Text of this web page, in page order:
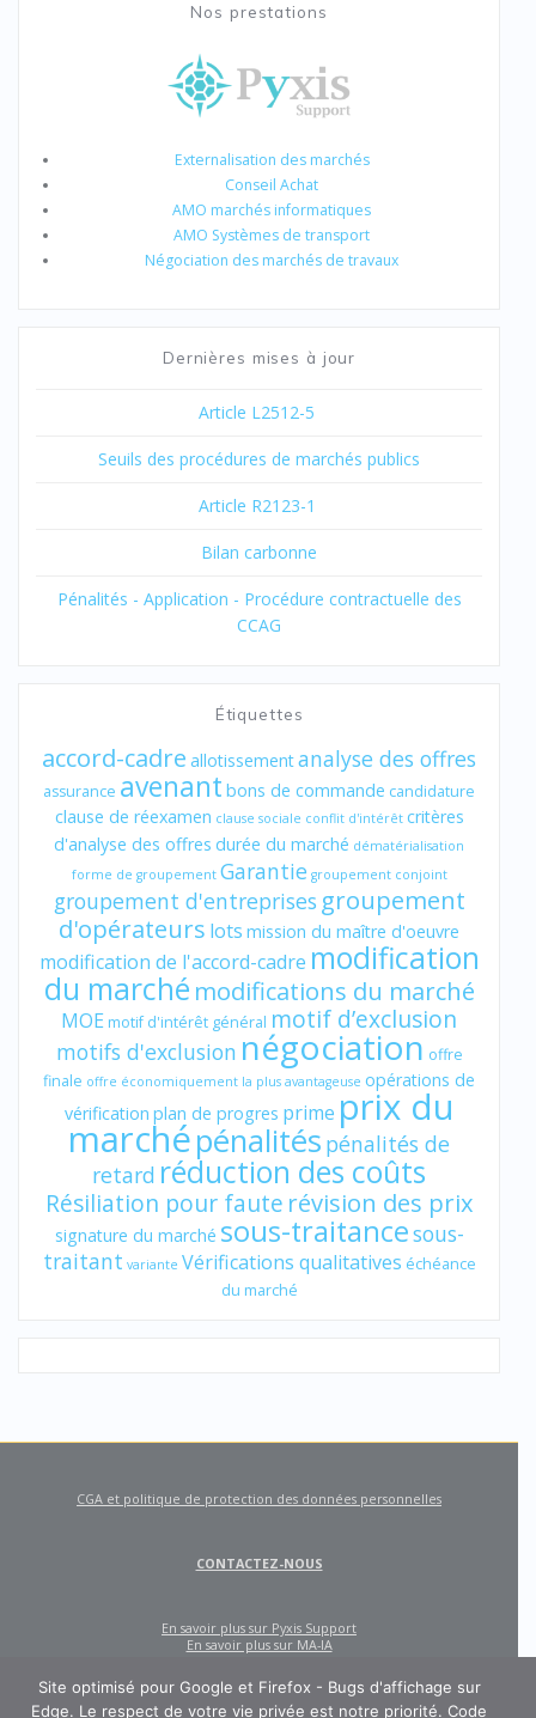
Nos prestations
Externalisation des marchés
Conseil Achat
AMO marchés informatiques
AMO Systèmes de transport
Négociation des marchés de travaux
Dernières mises à jour
Article L2512-5
Seuils des procédures de marchés publics
Article R2123-1
Bilan carbonne
Pénalités - Application - Procédure contractuelle des
CCAG
Étiquettes
accord-cadre allotissementanalyse des offres
assurance avenant bons de commande candidature
clause de réexamen clause sociale conflit d'intérêt critères
d'analyse des offres durée du marché dématérialisation
forme de groupement Garantie groupement conjoint
groupement d'entreprises groupement
d'opérateurs lots mission du maître d'oeuvre
modification de l'accord-cadre modification
du marché modifications du marché
MOE motif d'intérêt général motif d’exclusion
motifs d'exclusion négociation offre
finale offre économiquement la plus avantageuse opérations de
vérification plan de progres prime prix du
marchépénalités pénalités de
retard réduction des coûts
Résiliation pour faute révision des prix
signature du marché sous-traitancesous-
traitant variante Vérifications qualitatives échéance
du marché
CGA et politique de protection des données personnelles
CONTACTEZ-NOUS
En savoir plus sur Pyxis Support
En savoir plus sur MA-IA
Site optimisé pour Google et Firefox - Bugs d'affichage sur
Edge. Le respect de votre vie privée est notre priorité. Code